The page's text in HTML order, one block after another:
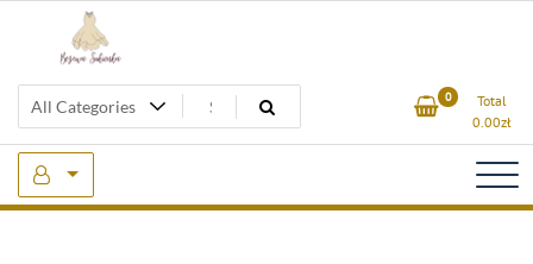
Beżowa Sukienka 0
Total
0.00zł